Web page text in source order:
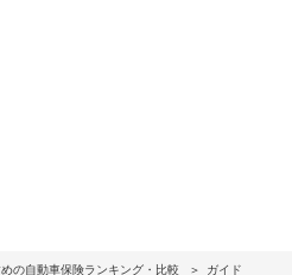
の自動車保険ランキング・比較 ガイド